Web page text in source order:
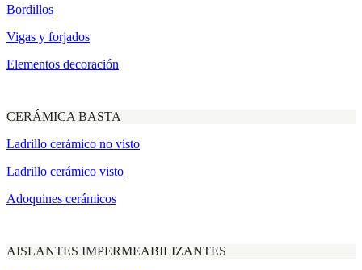
Bordillos
Vigas y forjados
Elementos decoración
CERÁMICA BASTA
Ladrillo cerámico no visto
Ladrillo cerámico visto
Adoquines cerámicos
AISLANTES IMPERMEABILIZANTES